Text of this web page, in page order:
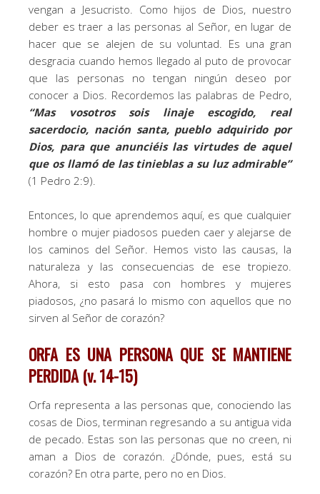
vengan a Jesucristo. Como hijos de Dios, nuestro
deber es traer a las personas al Señor, en lugar de
hacer que se alejen de su voluntad. Es una gran
desgracia cuando hemos llegado al puto de provocar
que las personas no tengan ningún deseo por
conocer a Dios. Recordemos las palabras de Pedro,
“Mas vosotros sois linaje escogido, real
sacerdocio, nación santa, pueblo adquirido por
Dios, para que anunciéis las virtudes de aquel
que os llamó de las tinieblas a su luz admirable”
(1 Pedro 2:9).
Entonces, lo que aprendemos aquí, es que cualquier
hombre o mujer piadosos pueden caer y alejarse de
los caminos del Señor. Hemos visto las causas, la
naturaleza y las consecuencias de ese tropiezo.
Ahora, si esto pasa con hombres y mujeres
piadosos, ¿no pasará lo mismo con aquellos que no
sirven al Señor de corazón?
ORFA ES UNA PERSONA QUE SE MANTIENE
PERDIDA (v. 14-15)
Orfa representa a las personas que, conociendo las
cosas de Dios, terminan regresando a su antigua vida
de pecado. Estas son las personas que no creen, ni
aman a Dios de corazón. ¿Dónde, pues, está su
corazón? En otra parte, pero no en Dios.